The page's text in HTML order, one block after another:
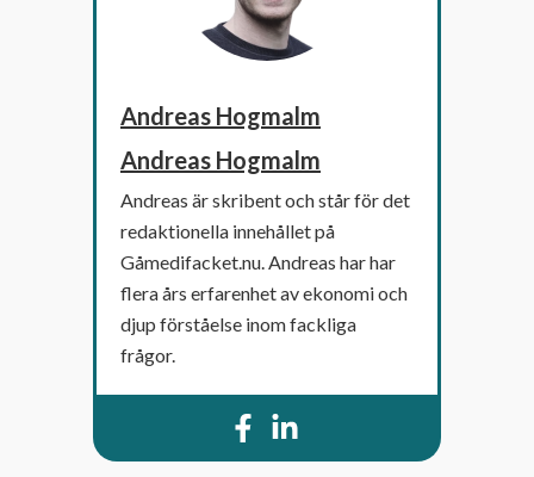
Andreas Hogmalm
Andreas Hogmalm
Andreas är skribent och står för det
redaktionella innehållet på
Gåmedifacket.nu. Andreas har har
flera års erfarenhet av ekonomi och
djup förståelse inom fackliga
frågor.